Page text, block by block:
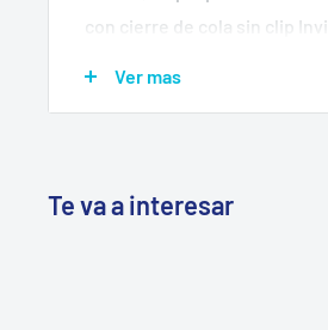
con cierre de cola sin clip
El sistema de bolsa Esteem
incluyen:
Materiales suaves y
Ver mas
Te va a interesar